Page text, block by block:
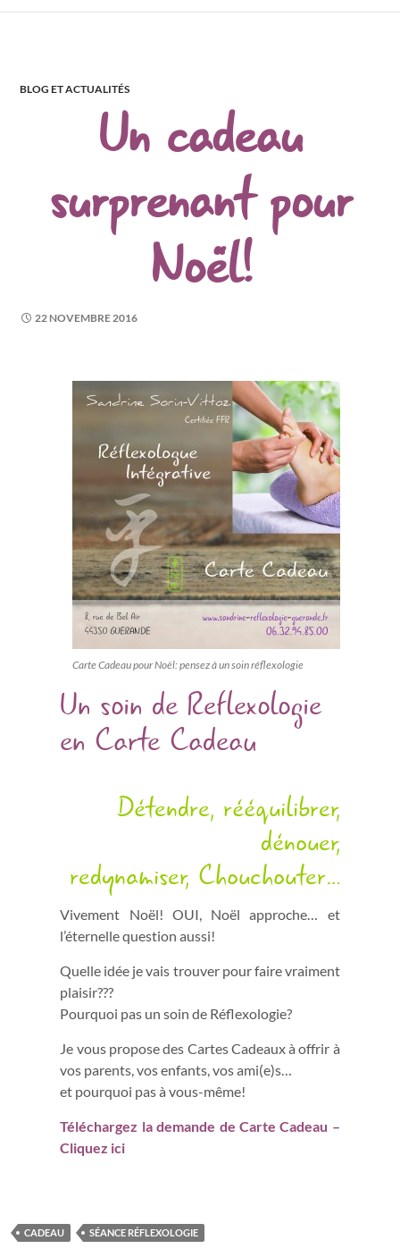
BLOG ET ACTUALITÉS
Un cadeau
surprenant pour
Noël!
22 NOVEMBRE 2016
Carte Cadeau pour Noël: pensez à un soin réflexologie
Un soin de Reflexologie
en Carte Cadeau
Détendre, rééquilibrer,
dénouer,
redynamiser, Chouchouter…
Vivement Noël! OUI, Noël approche… et
l’éternelle question aussi!
Quelle idée je vais trouver pour faire vraiment
plaisir???
Pourquoi pas un soin de Réflexologie?
Je vous propose des Cartes Cadeaux à offrir à
vos parents, vos enfants, vos ami(e)s…
et pourquoi pas à vous-même!
Téléchargez la demande de Carte Cadeau –
Cliquez ici
CADEAU SÉANCE RÉFLEXOLOGIE